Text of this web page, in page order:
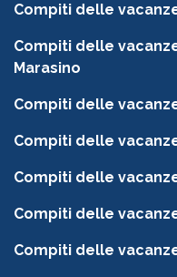
Compiti delle
Compiti delle
Marasino
Compiti delle
Compiti delle
Compiti delle
Compiti delle
Compiti delle